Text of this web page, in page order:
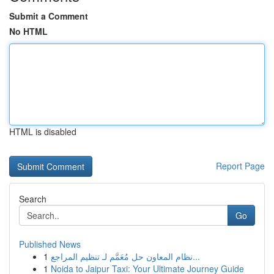
Submit a Comment
No HTML
HTML is disabled
Report Page
Search
Go
Published News
1
نظام المعاون حل مُعَمَّم لـ تنظيم المراجع...
1 Noida to Jaipur Taxi: Your Ultimate Journey Guide